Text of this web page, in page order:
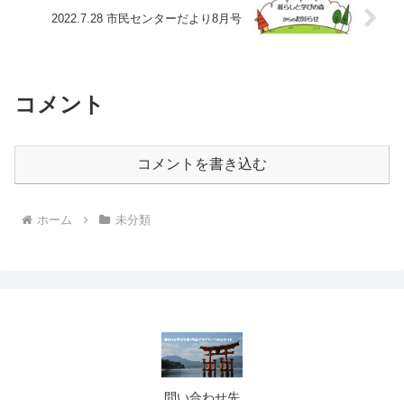
2022.7.28 市民センターだより8月号
コメント
コメントを書き込む
ホーム 未分類